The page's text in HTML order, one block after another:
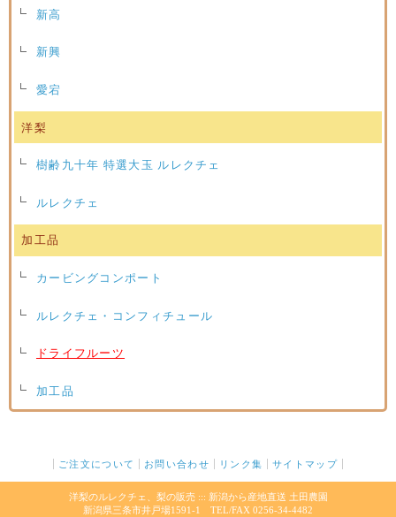
新高
新興
愛宕
洋梨
樹齢九十年 特選大玉 ルレクチェ
ルレクチェ
加工品
カービングコンポート
ルレクチェ・コンフィチュール
ドライフルーツ
加工品
ご注文について お問い合わせ リンク集 サイトマップ
洋梨のルレクチェ、梨の販売 ::: 新潟から産地直送 土田農園
新潟県三条市井戸場1591-1 TEL/FAX 0256-34-4482